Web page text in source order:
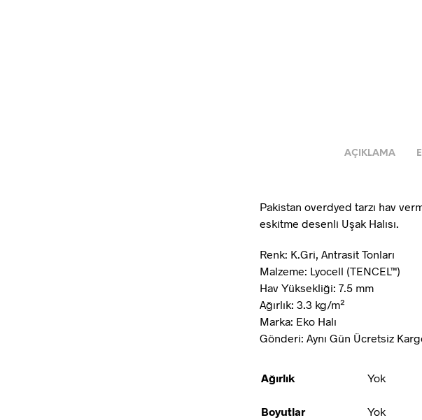
AÇIKLAMA
Pakistan overdyed tarzı hav
eskitme desenli Uşak Halısı.
Renk: K.Gri, Antrasit Tonları
Malzeme: Lyocell (TENCEL™)
Hav Yüksekliği: 7.5 mm
Ağırlık: 3.3 kg/m²
Marka: Eko Halı
Gönderi: Aynı Gün Ücretsiz
Ağırlık Yok
Boyutlar Yok